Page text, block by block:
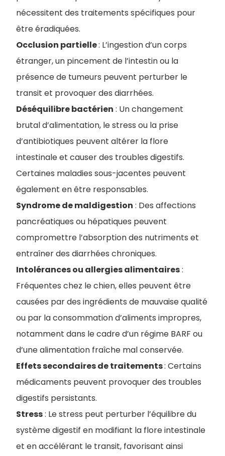
nécessitent des traitements spécifiques pour
être éradiquées.
Occlusion partielle: L’ingestion d’un corps
étranger, un pincement de l’intestin ou la
présence de tumeurs peuvent perturber le
transit et provoquer des diarrhées.
Déséquilibre bactérien : Un changement
brutal d’alimentation, le stress ou la prise
d’antibiotiques peuvent altérer la flore
intestinale et causer des troubles digestifs.
Certaines maladies sous-jacentes peuvent
également en être responsables.
Syndrome de maldigestion : Des affections
pancréatiques ou hépatiques peuvent
compromettre l’absorption des nutriments et
entraîner des diarrhées chroniques.
Intolérances ou allergies alimentaires:
Fréquentes chez le chien, elles peuvent être
causées par des ingrédients de mauvaise qualité
ou par la consommation d’aliments impropres,
notamment dans le cadre d’un régime BARF ou
d’une alimentation fraîche mal conservée.
Effets secondaires de traitements: Certains
médicaments peuvent provoquer des troubles
digestifs persistants.
Stress: Le stress peut perturber l’équilibre du
système digestif en modifiant la flore intestinale
et en accélérant le transit, favorisant ainsi